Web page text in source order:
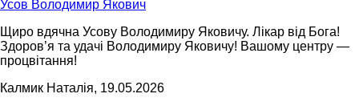
Усов Володимир Якович
Щиро вдячна Усову Володимиру Яковичу. Лікар від Бога!
Здоров’я та удачі Володимиру Яковичу! Вашому центру —
процвітання!
Калмик Наталія, 19.05.2026